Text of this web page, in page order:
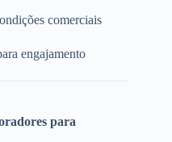
comerciais
engajamento
para